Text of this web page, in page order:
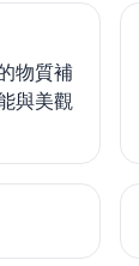
物質補
與美觀